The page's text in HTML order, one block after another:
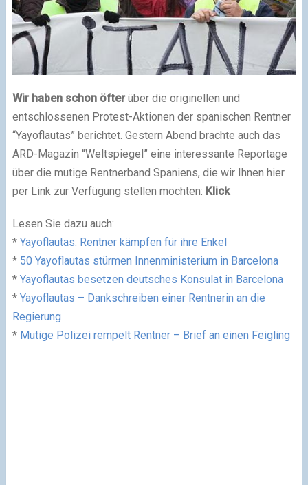
Wir haben schon öfterüber die originellen und
entschlossenen Protest-Aktionen der spanischen Rentner
“Yayoflautas” berichtet. Gestern Abend brachte auch das
ARD-Magazin “Weltspiegel” eine interessante Reportage
über die mutige Rentnerband Spaniens, die wir Ihnen hier
per Link zur Verfügung stellen möchten: Klick
Lesen Sie dazu auch:
* Yayoflautas: Rentner kämpfen für ihre Enkel
* 50 Yayoflautas stürmen Innenministerium in Barcelona
* Yayoflautas besetzen deutsches Konsulat in Barcelona
* Yayoflautas – Dankschreiben einer Rentnerin an die
Regierung
* Mutige Polizei rempelt Rentner – Brief an einen Feigling